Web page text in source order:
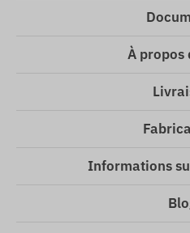
À propos
Informations